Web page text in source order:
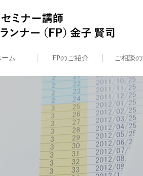
ーム FPのご紹介 ご相談